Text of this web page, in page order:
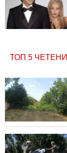
ТОП 5 ЧЕТЕНИ